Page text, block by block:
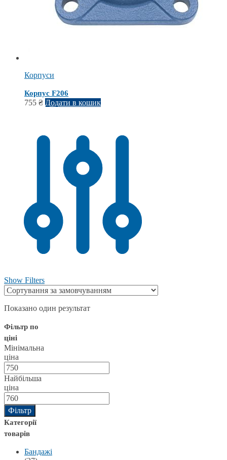
Корпуси
Корпус F206
755 ₴ Додати в кошик
Show Filters
Показано один результат
Фільтр по
ціні
Мінімальна
ціна
Найбільша
ціна
Фільтр
Категорії
товарів
Бандажі